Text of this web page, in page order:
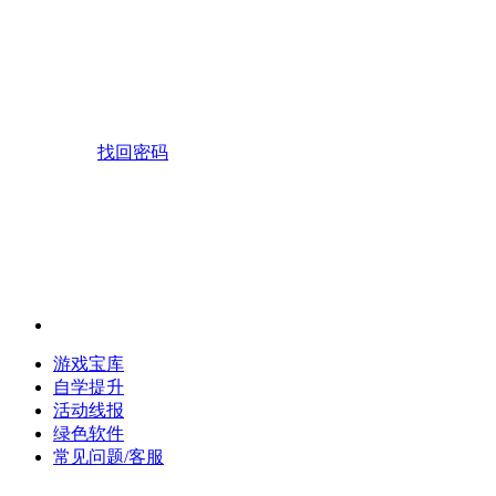
找回密码
游戏宝库
自学提升
活动线报
绿色软件
常见问题/客服